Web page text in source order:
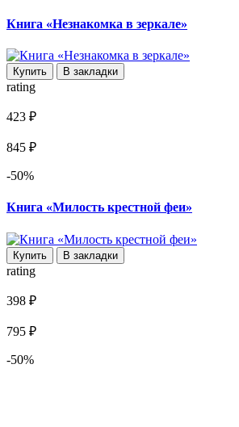
Книга «Незнакомка в зеркале»
Купить В закладки
rating
423 ₽
845 ₽
-50%
Книга «Милость крестной феи»
Купить В закладки
rating
398 ₽
795 ₽
-50%